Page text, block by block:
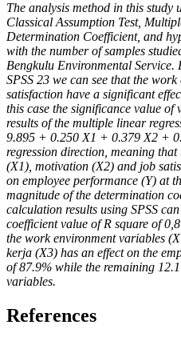
The analysis method in this study
Classical Assumption Test,
Determination Coefficient, and
with the number of samples
Bengkulu Environmental Service.
SPSS 23 we can see that the
satisfaction have a significant
this case the significance value
results of the multiple linear
9.895 + 0.250 X1 + 0.379 X2 +
regression direction, meaning
(X1), motivation (X2) and job
on employee performance (Y) at
magnitude of the determination
calculation results using SPSS
coefficient value of R square of
the work environment variables
kerja (X3) has an effect on the
of 87.9% while the remaining
variables.
References